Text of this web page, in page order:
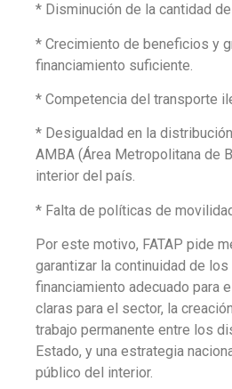
* Disminución de la cantidad
* Crecimiento de beneficios y
financiamiento suficiente.
* Competencia del transporte
* Desigualdad en la
AMBA (Área Metropolitana de
interior del país.
* Falta de políticas de
Por este motivo, FATAP pide
garantizar la continuidad de
financiamiento adecuado para
claras para el sector, la
trabajo permanente entre los
Estado, y una estrategia
público del interior.